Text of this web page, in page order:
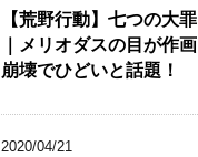
【荒野行動】七つの大罪
｜メリオダスの目が作画
崩壊でひどいと話題！
2020/04/21